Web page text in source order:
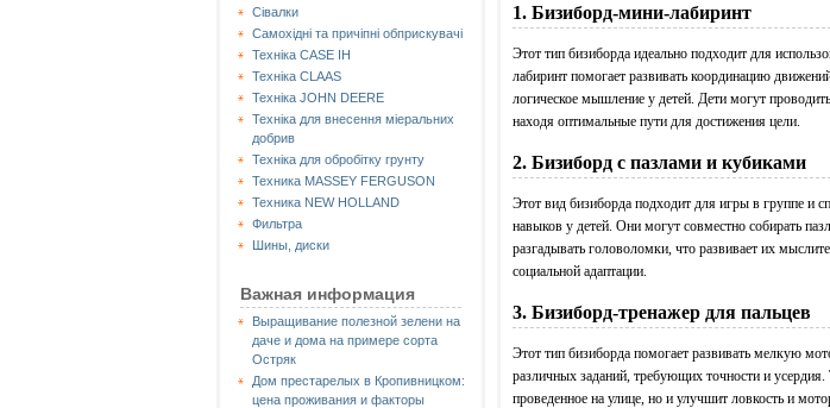
Сівалки
Самохідні та причіпні обприскувачі
Техніка CASE IH
Техніка CLAAS
Техніка JOHN DEERE
Техніка для внесення міеральних
добрив
Техніка для обробітку грунту
Техника MASSEY FERGUSON
Техника NEW HOLLAND
Фильтра
Шины, диски
Важная информация
Выращивание полезной зелени на
даче и дома на примере сорта
Остряк
Дом престарелых в Кропивницком:
цена проживания и факторы
1. Бизиборд-мини-лабиринт
Этот тип бизиборда идеально подходит для
лабиринт помогает развивать координацию
логическое мышление у детей. Дети могут
находя оптимальные пути для достижения цели.
2. Бизиборд с пазлами и кубиками
Этот вид бизиборда подходит для игры в группе и
навыков у детей. Они могут совместно собирать
разгадывать головоломки, что развивает их
социальной адаптации.
3. Бизиборд-тренажер для пальцев
Этот тип бизиборда помогает развивать мелкую
различных заданий, требующих точности и усердия.
проведенное на улице, но и улучшит ловкость и